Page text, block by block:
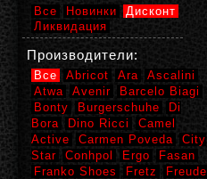
Все Новинки
Дисконт
Ликвидация
Производители:
Все Abricot Ara
Ascalini
Atwa
Avenir
Barcelo Biagi
Bonty
Burgerschuhe
Di
Bora
Dino Ricci
Camel
Active
Carmen Poveda
City
Star
Conhpol Ergo
Fasan
Franko Shoes
Fretz
Freude